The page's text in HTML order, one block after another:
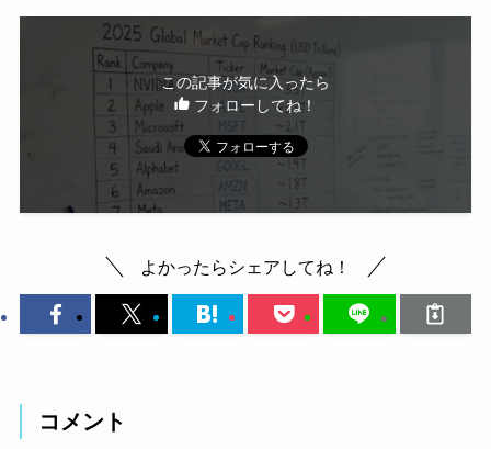
この記事が気に入ったら
フォローしてね！
よかったらシェアしてね！
コメント